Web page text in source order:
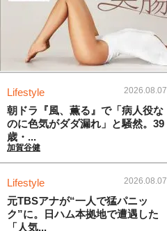
Lifestyle 2026.08.07
朝ドラ『風、薫る』で「病人役な
のに色気がダダ漏れ」と騒然。39
歳・...
加賀谷健
Lifestyle 2026.08.07
元TBSアナが“一人で猛パニッ
ク”に。日ハム本拠地で遭遇した
「人気...